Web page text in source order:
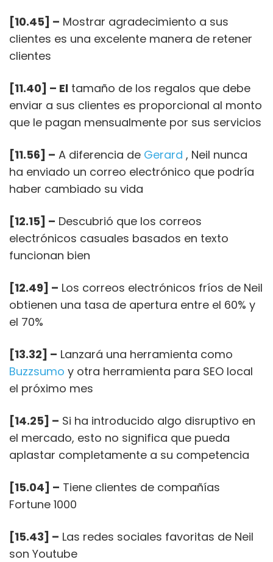
[10.45] – Mostrar agradecimiento a sus
clientes es una excelente manera de retener
clientes
[11.40] – El tamaño de los regalos que debe
enviar a sus clientes es proporcional al monto
que le pagan mensualmente por sus servicios
[11.56] – A diferencia de Gerard , Neil nunca
ha enviado un correo electrónico que podría
haber cambiado su vida
[12.15] – Descubrió que los correos
electrónicos casuales basados ​​en texto
funcionan bien
[12.49] – Los correos electrónicos fríos de Neil
obtienen una tasa de apertura entre el 60% y
el 70%
[13.32] – Lanzará una herramienta como
Buzzsumo y otra herramienta para SEO local
el próximo mes
[14.25] – Si ha introducido algo disruptivo en
el mercado, esto no significa que pueda
aplastar completamente a su competencia
[15.04] – Tiene clientes de compañías
Fortune 1000
[15.43] – Las redes sociales favoritas de Neil
son Youtube